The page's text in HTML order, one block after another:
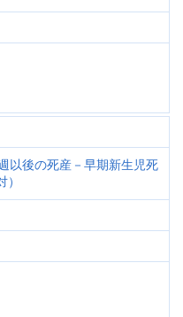
以後の死産－早期新生児死